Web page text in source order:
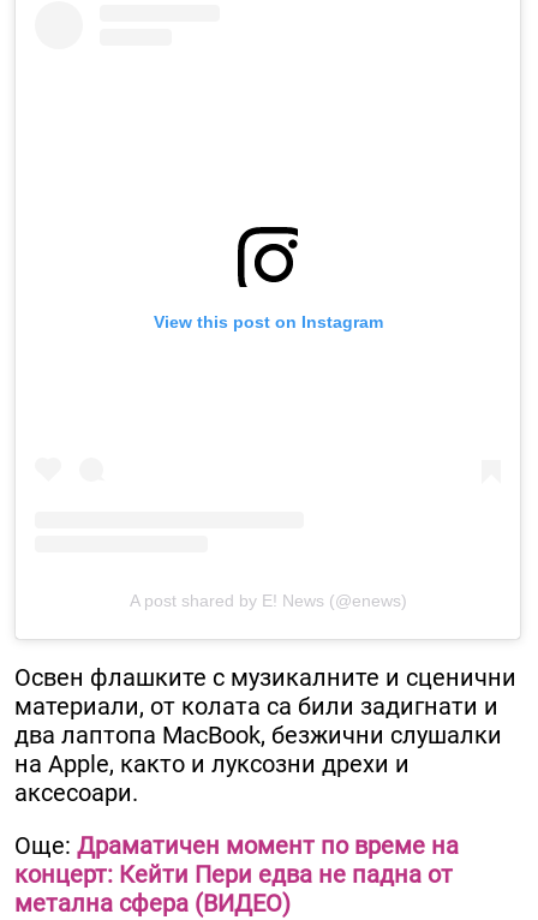
View this post on Instagram
A post shared by E! News (@enews)
Освен флашките с музикалните и сценични
материали, от колата са били задигнати и
два лаптопа MacBook, безжични слушалки
на Apple, както и луксозни дрехи и
аксесоари.
Още: Драматичен момент по време на
концерт: Кейти Пери едва не падна от
метална сфера (ВИДЕО)